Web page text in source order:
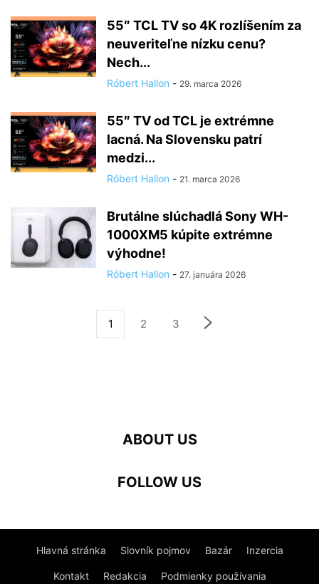
55″ TCL TV so 4K rozlíšením za
neuveriteľne nízku cenu?
Nech...
Róbert Hallon - 29. marca 2026
55″ TV od TCL je extrémne
lacná. Na Slovensku patrí
medzi...
Róbert Hallon - 21. marca 2026
Brutálne slúchadlá Sony WH-
1000XM5 kúpite extrémne
výhodne!
Róbert Hallon - 27. januára 2026
1 2 3
ABOUT US
FOLLOW US
Hlavná stránka Slovník pojmov Bazár Inzercia
Kontakt Redakcia Podmienky používania